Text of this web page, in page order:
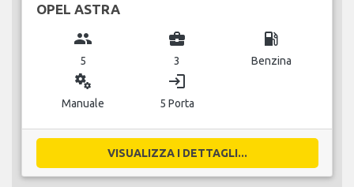
OPEL ASTRA
group
5
business_center
3
local_gas_station
Benzina
miscellaneous_services
Manuale
login
5 Porta
VISUALIZZA I DETTAGLI...